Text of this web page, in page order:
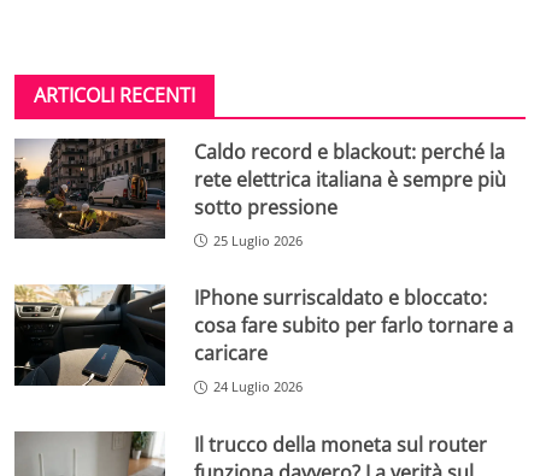
ARTICOLI RECENTI
Caldo record e blackout: perché la
rete elettrica italiana è sempre più
sotto pressione
25 Luglio 2026
IPhone surriscaldato e bloccato:
cosa fare subito per farlo tornare a
caricare
24 Luglio 2026
Il trucco della moneta sul router